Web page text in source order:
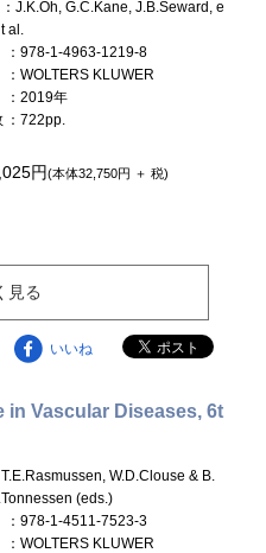
：J.K.Oh, G.C.Kane, J.B.Seward, e
t al.
：978-1-4963-1219-8
：WOLTERS KLUWER
：2019年
：722pp.
円(本体32,750円 ＋ 税)
見る
いいね
in Vascular Diseases, 6t
T.E.Rasmussen, W.D.Clouse & B.
(eds.)
：978-1-4511-7523-3
：WOLTERS KLUWER